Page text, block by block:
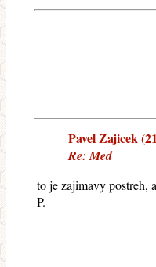
Pavel Zajicek
Re: Med
to je zajimavy postreh,
P.